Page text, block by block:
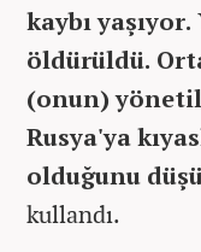
kaybı
öldürüldü.
(onun)
Rusya'ya
olduğunu
kullandı.